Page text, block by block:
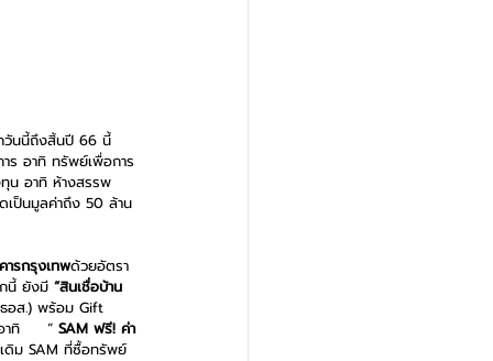
วันนี้ถึงสิ้นปี 66 นี้
ร อาทิ ทรัพย์เพื่อการ
น อาทิ ห้างสรรพ
ป็นมูลค่าถึง 50 ล้าน
ารกรุงเทพด้วยอัตรา
นี้ ยังมี “สินเชื่อบ้าน
ส.) พร้อม Gift
าทิ     “ SAM ฟรี! ค่า
ม SAM ที่ซื้อทรัพย์